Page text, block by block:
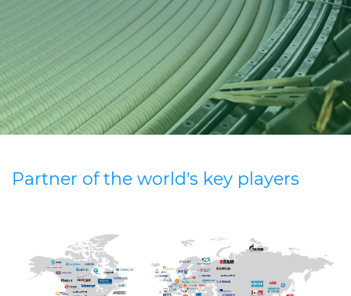
CABLE APP
INSIGHT
PRYSMIAN CLUB
GLOBAL WEBSITE
Partner of the world's key players